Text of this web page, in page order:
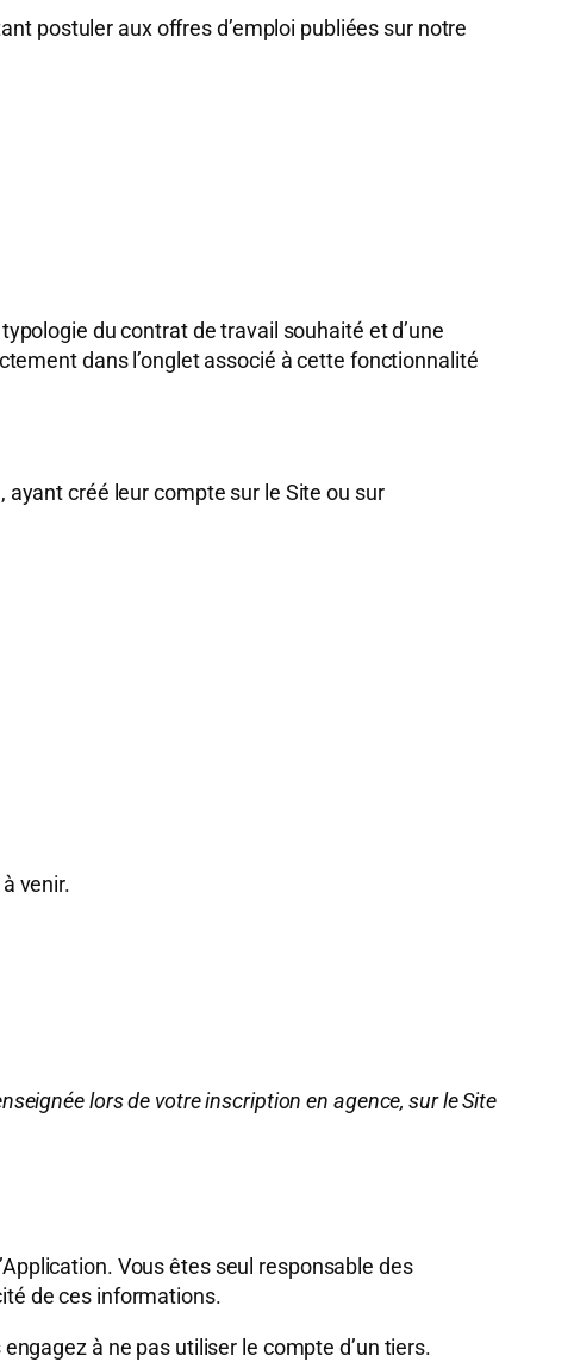
postuler aux offres d’emploi publiées sur notre
du contrat de travail souhaité et d’une
dans l’onglet associé à cette fonctionnalité
créé leur compte sur le Site ou sur
venir.
lors de votre inscription en agence, sur le Site
Vous êtes seul responsable des
de ces informations.
à ne pas utiliser le compte d’un tiers.